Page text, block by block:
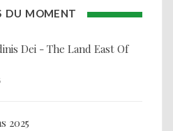
DU MOMENT
Dei - The Land East Of
2025